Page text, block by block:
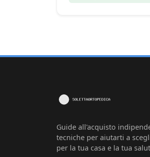
Guide all'acquisto
tecniche per aiutarti a
per la tua casa e la tua